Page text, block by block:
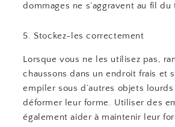
dommages ne s’aggravent au fil du
5. Stockez-les correctement
Lorsque vous ne les utilisez pas,
chaussons dans un endroit frais et
empiler sous d’autres objets
déformer leur forme. Utiliser des
également aider à maintenir leur